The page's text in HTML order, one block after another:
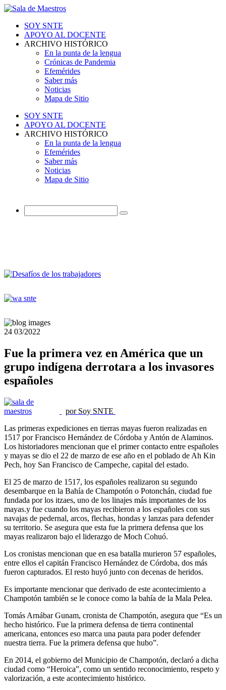
SOY SNTE
APOYO AL DOCENTE
ARCHIVO HISTÓRICO
En la punta de la lengua
Crónicas de Pandemia
Efemérides
Saber más
Noticias
Mapa de Sitio
SOY SNTE
APOYO AL DOCENTE
ARCHIVO HISTÓRICO
En la punta de la lengua
Efemérides
Saber más
Noticias
Mapa de Sitio
24 03/2022
Fue la primera vez en América que un
grupo indígena derrotara a los invasores
españoles
por Soy SNTE
Las primeras expediciones en tierras mayas fueron realizadas en
1517 por Francisco Hernández de Córdoba y Antón de Alaminos.
Los historiadores mencionan que el primer contacto entre españoles
y mayas se dio el 22 de marzo de ese año en el poblado de Ah Kin
Pech, hoy San Francisco de Campeche, capital del estado.
El 25 de marzo de 1517, los españoles realizaron su segundo
desembarque en la Bahía de Champotón o Potonchán, ciudad fue
fundada por los itzaes, uno de los linajes más importantes de los
mayas.y fue cuando los mayas recibieron a los españoles con sus
navajas de pedernal, arcos, flechas, hondas y lanzas para defender
su territorio. Se asegura que esta fue la primera defensa que los
mayas realizaron bajo el liderazgo de Moch Cohuó.
Los cronistas mencionan que en esa batalla murieron 57 españoles,
entre ellos el capitán Francisco Hernández de Córdoba, dos más
fueron capturados. El resto huyó junto con decenas de heridos.
Es importante mencionar que derivado de este acontecimiento a
Champotón también se le conoce como la bahía de la Mala Pelea.
Tomás Arnábar Gunam, cronista de Champotón, asegura que “Es un
hecho histórico. Fue la primera defensa de tierra continental
americana, entonces eso marca una pauta para poder defender
nuestra tierra. Fue la primera defensa que hubo”.
En 2014, el gobierno del Municipio de Champotón, declaró a dicha
ciudad como “Heroica”, como un sentido reconocimiento, respeto y
valorización, a este acontecimiento histórico.